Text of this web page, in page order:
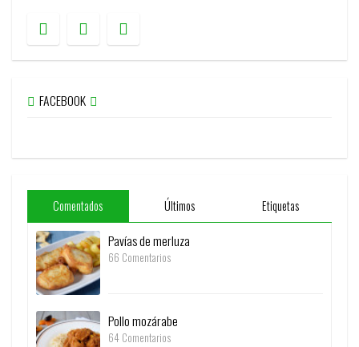
FACEBOOK
Comentados Últimos Etiquetas
Pavías de merluza
66 Comentarios
Pollo mozárabe
64 Comentarios